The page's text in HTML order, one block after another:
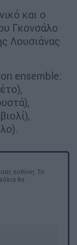
και ο
Γκονσάλο
Λουσιάνας
ensemble:
ευθύνη. Το
θα